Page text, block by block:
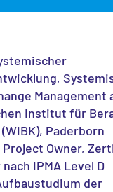
Management
Institut für
Paderborn
Project Owner,
IPMA Level D
der